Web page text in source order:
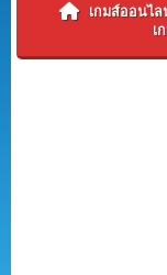
เกมส์ออนไ
เ